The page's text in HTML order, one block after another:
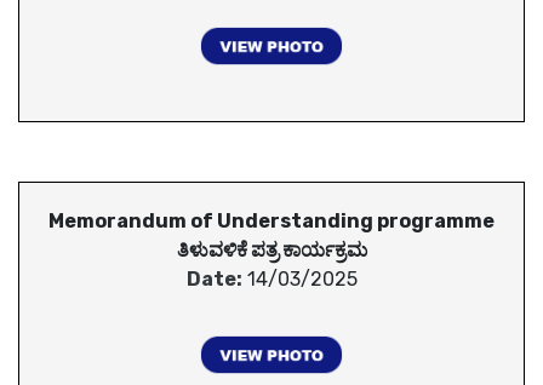
Memorandum of Understanding programme
ತಿಳುವಳಿಕೆ ಪತ್ರ ಕಾರ್ಯಕ್ರಮ
Date: 14/03/2025